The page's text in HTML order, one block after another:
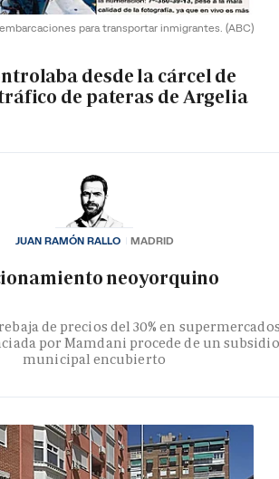
para transportar inmigrantes. (ABC)
desde la cárcel de
de pateras de Argelia
neoyorquino
de precios del 30% en
por Mamdani procede de un subsidio
municipal encubierto
JUAN RAMÓN RALLO MADRID